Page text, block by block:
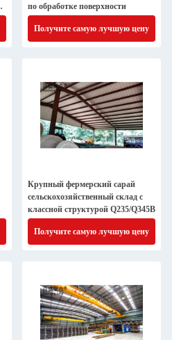
по обработке поверхности
Получите самую лучшую цену
Крупный фермерский сарай
сельскохозяйственный склад с
классной структурой Q235/Q345B
Получите самую лучшую цену